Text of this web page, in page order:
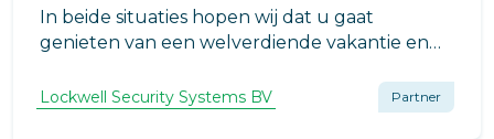
In beide situaties hopen wij dat u gaat
genieten van een welverdiende vakantie en
weer thuis komt.
Lockwell Security Systems BV Partner